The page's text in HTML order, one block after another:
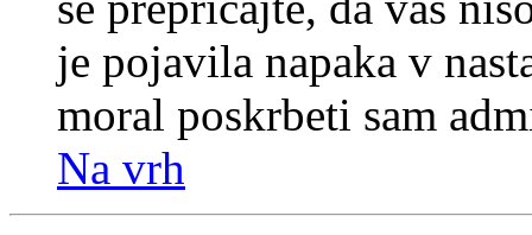
je pojavila napaka v
moral poskrbeti sam
Na vrh